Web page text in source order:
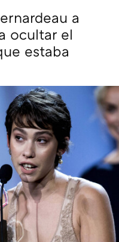
a
ocultar el
estaba